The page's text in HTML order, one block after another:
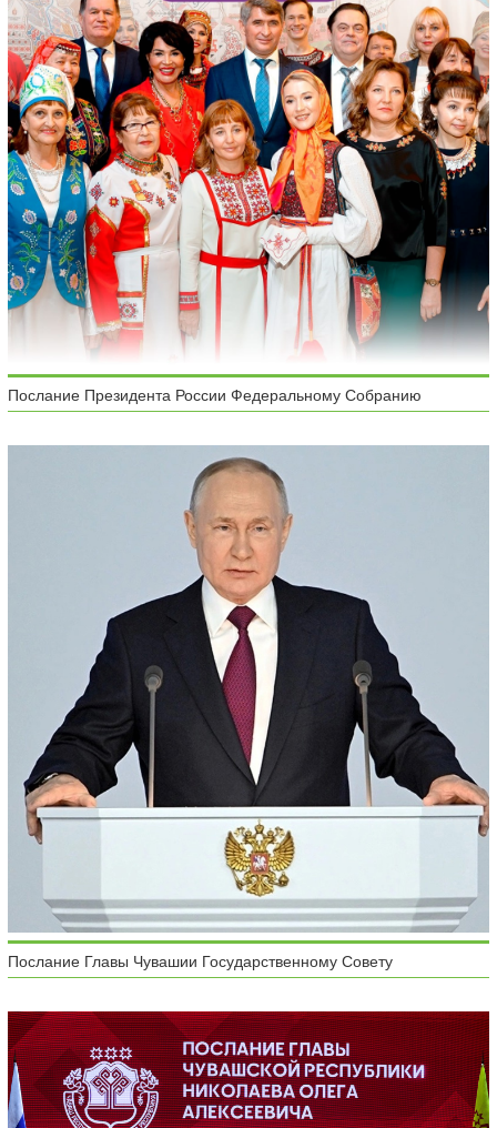
Послание Президента России Федеральному Собранию
Послание Главы Чувашии Государственному Совету